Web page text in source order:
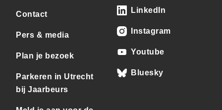
Contact
Pers & media
Plan je bezoek
Parkeren in Utrecht
bij Jaarbeurs
LinkedIn
Instagram
Youtube
Bluesky